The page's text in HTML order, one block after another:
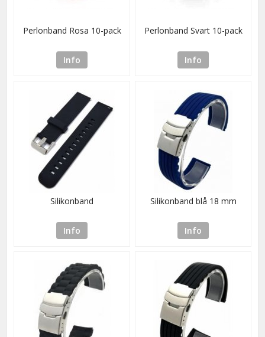
Perlonband Rosa 10-pack
Info
Perlonband Svart 10-pack
Info
Silikonband
Info
Silikonband blå 18 mm
Info